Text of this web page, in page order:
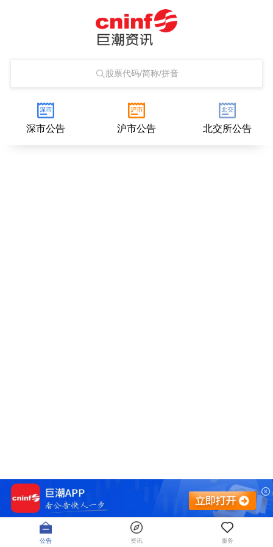
股票代码/简称/拼音
深市公告 沪市公告 北交所公告
公告 资讯 服务